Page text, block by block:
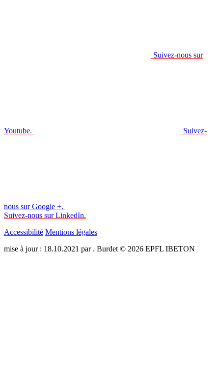
Suivez-nous sur
Youtube. Suivez-
nous sur Google +.
Suivez-nous sur LinkedIn.
Accessibilité Mentions légales
mise à jour : 18.10.2021 par . Burdet © 2026 EPFL IBETON